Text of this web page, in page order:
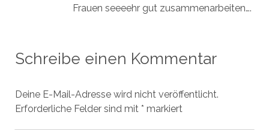
Frauen seeeehr gut zusammenarbeiten….
Schreibe einen Kommentar
Deine E-Mail-Adresse wird nicht veröffentlicht.
Erforderliche Felder sind mit * markiert